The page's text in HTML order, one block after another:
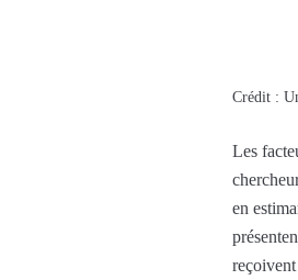
Crédit :
Les
en
reçoivent